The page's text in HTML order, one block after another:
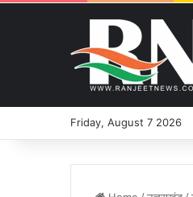
Friday, August 7 2026